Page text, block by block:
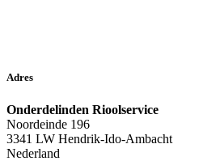
Adres
Onderdelinden Rioolservice
Noordeinde 196
3341 LW Hendrik-Ido-Ambacht
Nederland